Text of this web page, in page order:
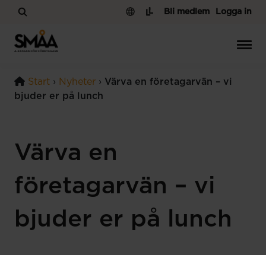
Hoppa till innehåll
Logga in
Bli medlem
Start › Nyheter › Värva en företagarvän – vi
bjuder er på lunch
Värva en
företagarvän – vi
bjuder er på lunch